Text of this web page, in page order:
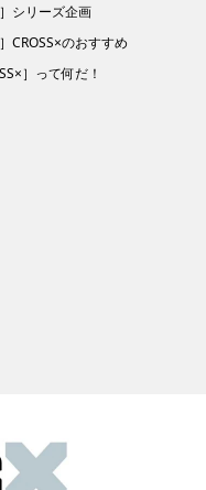
］シリーズ企画
］CROSS×のおすすめ
］って何だ！